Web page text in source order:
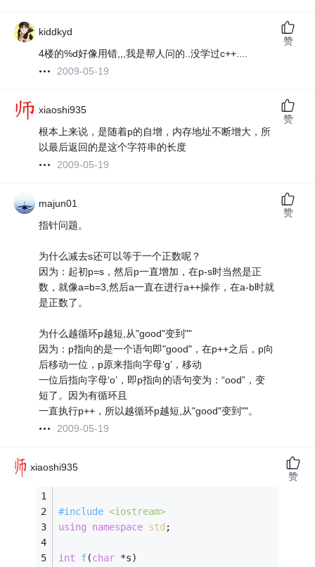
kiddkyd
4楼的%d好像用错,,,我是帮人问的..没学过c++....
2009-05-19
赞
xiaoshi935
根本上来说，是随着p的自增，内存地址不断增大，所
以最后返回的是这个字符串的长度
2009-05-19
赞
majun01
指针问题。
为什么减去s还可以等于一个正数呢？
因为：起初p=s，然后p一直增加，在p-s时当然是正
数，就像a=b=3,然后a一直在进行a++操作，在a-b时就
是正数了。
为什么越循环p越短,从"good"变到""
因为：p指向的是一个语句即"good"，在p++之后，p向
后移动一位，p原来指向字母‘g’，移动
一位后指向字母‘o’，即p指向的语句变为：“ood”，变
短了。因为有循环且
一直执行p++，所以越循环p越短,从"good"变到""。
2009-05-19
赞
xiaoshi935
#include <iostream>
using
namespace std ;
int f(char *s)
赞